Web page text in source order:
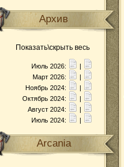
Архив
Показать\скрыть весь
Июль 2026:
|
Март 2026:
|
Ноябрь 2024:
|
Октябрь 2024:
|
Август 2024:
|
Июль 2024:
|
Arcania